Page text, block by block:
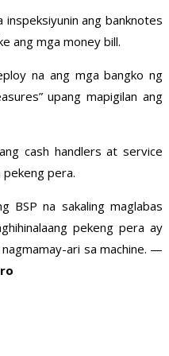
inspeksiyunin ang banknotes
ang mga money bill.
na ang mga bangko ng
upang mapigilan ang
cash handlers at service
pera.
BSP na sakaling maglabas
pekeng pera ay
ari sa machine. —